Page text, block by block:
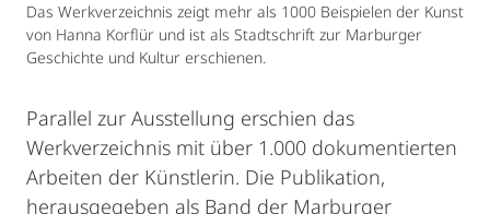
Das Werkverzeichnis zeigt mehr als 1000 Beispielen der Kunst
von Hanna Korflür und ist als Stadtschrift zur Marburger
Geschichte und Kultur erschienen.
Parallel zur Ausstellung erschien das
Werkverzeichnis mit über 1.000 dokumentierten
Arbeiten der Künstlerin. Die Publikation,
herausgegeben als Band der Marburger